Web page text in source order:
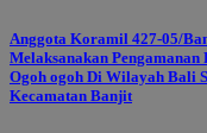
Anggota Koramil 427-05/
Melaksanakan Pengamanan
Ogoh ogoh Di Wilayah Bali
Kecamatan Banjit